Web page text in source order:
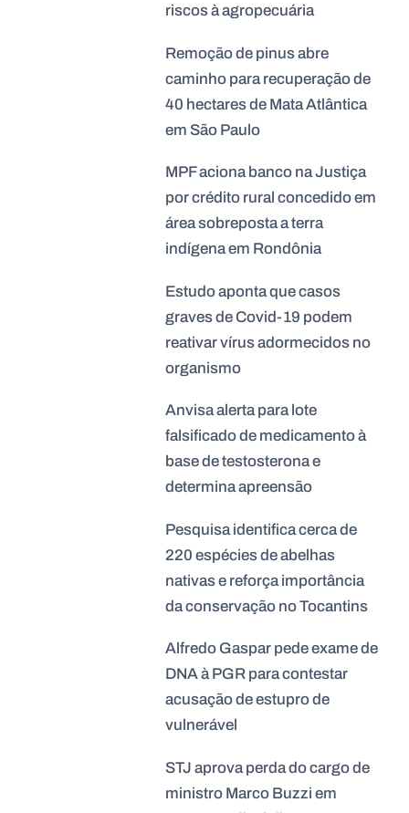
riscos à agropecuária
Remoção de pinus abre
caminho para recuperação de
40 hectares de Mata Atlântica
em São Paulo
MPF aciona banco na Justiça
por crédito rural concedido em
área sobreposta a terra
indígena em Rondônia
Estudo aponta que casos
graves de Covid-19 podem
reativar vírus adormecidos no
organismo
Anvisa alerta para lote
falsificado de medicamento à
base de testosterona e
determina apreensão
Pesquisa identifica cerca de
220 espécies de abelhas
nativas e reforça importância
da conservação no Tocantins
Alfredo Gaspar pede exame de
DNA à PGR para contestar
acusação de estupro de
vulnerável
STJ aprova perda do cargo de
ministro Marco Buzzi em